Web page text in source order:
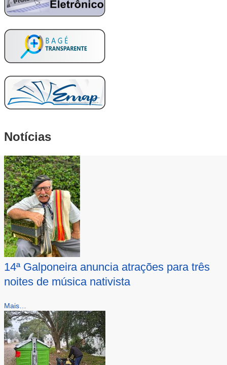
Notícias
14ª Galponeira anuncia atrações para três
noites de música nativista
Mais…